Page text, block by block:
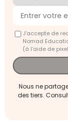
J'accepte de
Nomad
(à l’aide de
Nous ne
des tiers.